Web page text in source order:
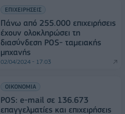
ΕΠΙΧΕΙΡΗΣΕΙΣ
Πάνω από 255.000 επιχειρήσεις
έχουν ολοκληρώσει τη
διασύνδεση POS- ταμειακής
μηχανής
02/04/2024 - 17:03
ΟΙΚΟΝΟΜΙΑ
POS: e-mail σε 136.673
επαγγελματίες και επιχειρήσεις